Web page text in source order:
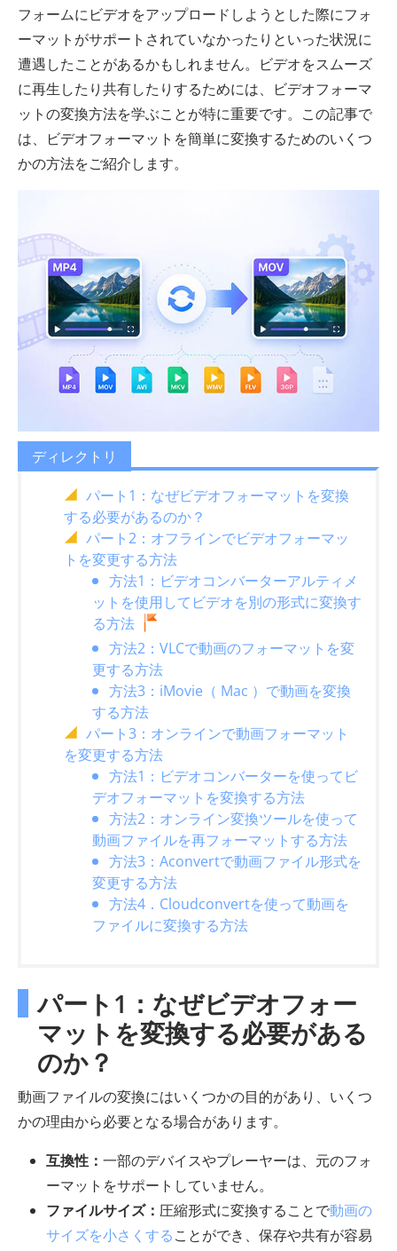
フォームにビデオをアップロードしようとした際にフォ
ーマットがサポートされていなかったりといった状況に
遭遇したことがあるかもしれません。ビデオをスムーズ
に再生したり共有したりするためには、ビデオフォーマ
ットの変換方法を学ぶことが特に重要です。この記事で
は、ビデオフォーマットを簡単に変換するためのいくつ
かの方法をご紹介します。
ディレクトリ
パート1：なぜビデオフォーマットを変換
する必要があるのか​​？
パート2：オフラインでビデオフォーマッ
トを変更する方法
方法1：ビデオコンバーターアルティメ
ットを使用してビデオを別の形式に変換す
る方法
方法2：VLCで動画のフォーマットを変
更する方法
方法3：iMovie（ Mac ）で動画を変換
する方法
パート3：オンラインで動画フォーマット
を変更する方法
方法1：ビデオコンバーターを使ってビ
デオフォーマットを変換する方法
方法2：オンライン変換ツールを使って
動画ファイルを再フォーマットする方法
方法3：Aconvertで動画ファイル形式を
変更する方法
方法4．Cloudconvertを使って動画を
ファイルに変換する方法
パート1：なぜビデオフォー
マットを変換する必要がある
のか​​？
動画ファイルの変換にはいくつかの目的があり、いくつ
かの理由から必要となる場合があります。
互換性： 一部のデバイスやプレーヤーは、元のフォ
ーマットをサポートしていません。
ファイルサイズ： 圧縮形式に変換することで動画の
サイズを小さくすることができ、保存や共有が容易